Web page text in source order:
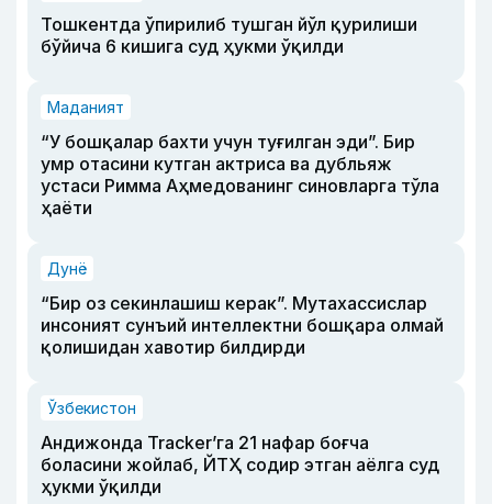
Тошкентда ўпирилиб тушган йўл қурилиши
бўйича 6 кишига суд ҳукми ўқилди
Маданият
“У бошқалар бахти учун туғилган эди”. Бир
умр отасини кутган актриса ва дубльяж
устаси Римма Аҳмедованинг синовларга тўла
ҳаёти
Дунё
“Бир оз секинлашиш керак”. Мутахассислар
инсоният сунъий интеллектни бошқара олмай
қолишидан хавотир билдирди
Ўзбекистон
Андижонда Tracker’га 21 нафар боғча
боласини жойлаб, ЙТҲ содир этган аёлга суд
ҳукми ўқилди